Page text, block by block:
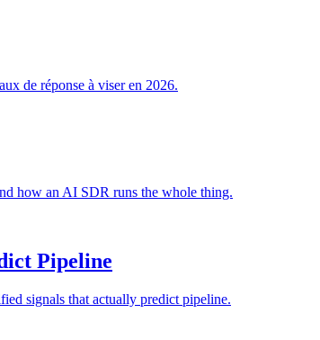
de réponse à viser en 2026.
how an AI SDR runs the whole thing.
Pipeline
signals that actually predict pipeline.